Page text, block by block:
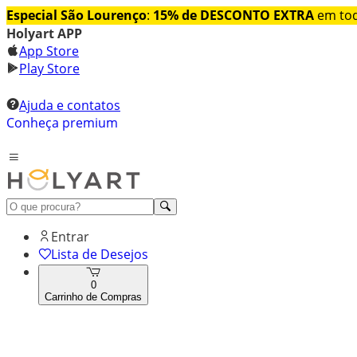
Especial São Lourenço: 15% de DESCONTO EXTRA em
Holyart APP
App Store
Play Store
Ajuda e contatos
Conheça premium
Entrar
Lista de Desejos
0
Carrinho de Compras